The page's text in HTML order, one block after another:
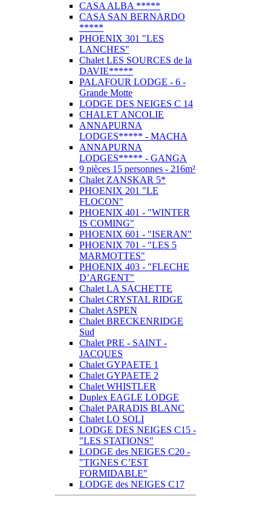
CASA ALBA *****
CASA SAN BERNARDO
*****
PHOENIX 301 "LES
LANCHES"
Chalet LES SOURCES de la
DAVIE*****
PALAFOUR LODGE - 6 -
Grande Motte
LODGE DES NEIGES C 14
CHALET ANCOLIE
ANNAPURNA
LODGES***** - MACHA
ANNAPURNA
LODGES***** - GANGA
9 pièces 15 personnes - 216m²
Chalet ZANSKAR 5*
PHOENIX 201 "LE
FLOCON"
PHOENIX 401 - "WINTER
IS COMING"
PHOENIX 601 - "ISERAN"
PHOENIX 701 - "LES 5
MARMOTTES"
PHOENIX 403 - "FLECHE
D’ARGENT"
Chalet LA SACHETTE
Chalet CRYSTAL RIDGE
Chalet ASPEN
Chalet BRECKENRIDGE
Sud
Chalet PRE - SAINT -
JACQUES
Chalet GYPAETE 1
Chalet GYPAETE 2
Chalet WHISTLER
Duplex EAGLE LODGE
Chalet PARADIS BLANC
Chalet LO SOLI
LODGE DES NEIGES C15 -
"LES STATIONS"
LODGE des NEIGES C20 -
"TIGNES C’EST
FORMIDABLE"
LODGE des NEIGES C17